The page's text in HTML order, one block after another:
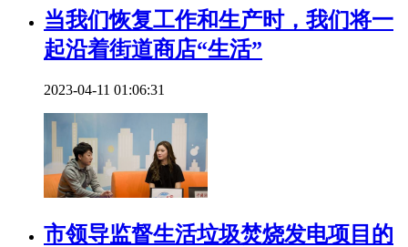
当我们恢复工作和生产时，我们将一
起沿着街道商店“生活”
2023-04-11 01:06:31
市领导监督生活垃圾焚烧发电项目的